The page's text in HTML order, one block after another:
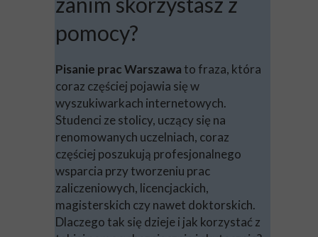
pomocy?
Pisanie prac Warszawa to fraza, która
coraz częściej pojawia się w
wyszukiwarkach internetowych.
Studenci ze stolicy, uczący się na
renomowanych uczelniach, coraz
częściej poszukują profesjonalnego
wsparcia przy tworzeniu prac
zaliczeniowych, licencjackich,
magisterskich czy nawet doktorskich.
Dlaczego tak się dzieje i jak korzystać z